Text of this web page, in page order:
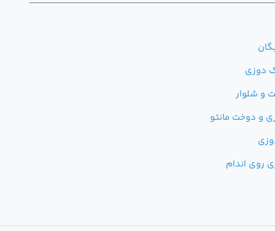
دوزی
و شلوار
و دوخت مانتو
روی اندام